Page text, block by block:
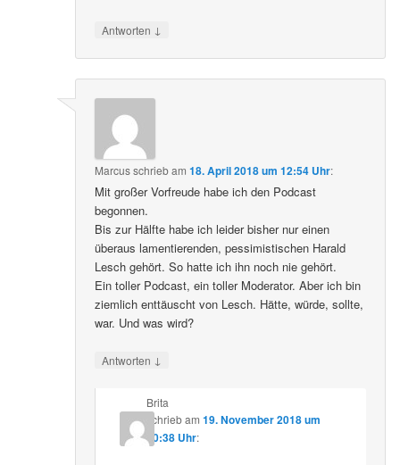
Antworten ↓
Marcusschriebam18. April 2018 um 12:54 Uhr:
Mit großer Vorfreude habe ich den Podcast
begonnen.
Bis zur Hälfte habe ich leider bisher nur einen
überaus lamentierenden, pessimistischen Harald
Lesch gehört. So hatte ich ihn noch nie gehört.
Ein toller Podcast, ein toller Moderator. Aber ich bin
ziemlich enttäuscht von Lesch. Hätte, würde, sollte,
war. Und was wird?
Antworten ↓
Brita
schriebam 19. November 2018 um
20:38 Uhr: